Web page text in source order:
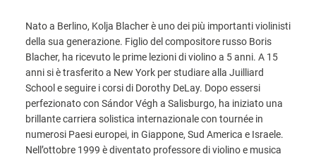
Nato a Berlino, Kolja Blacher è uno dei più importanti violinisti
della sua generazione. Figlio del compositore russo Boris
Blacher, ha ricevuto le prime lezioni di violino a 5 anni. A 15
anni si è trasferito a New York per studiare alla Juilliard
School e seguire i corsi di Dorothy DeLay. Dopo essersi
perfezionato con Sándor Végh a Salisburgo, ha iniziato una
brillante carriera solistica internazionale con tournée in
numerosi Paesi europei, in Giappone, Sud America e Israele.
Nell’ottobre 1999 è diventato professore di violino e musica